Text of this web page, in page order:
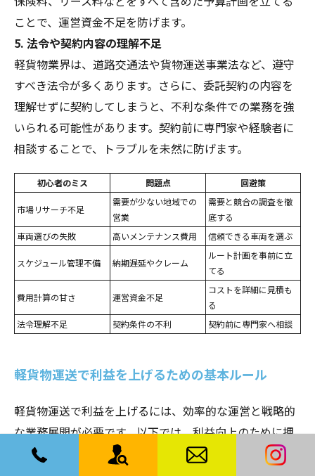
ことで、運営資金不足を防げます。
5. 法令や契約内容の理解不足
軽貨物業界は、道路交通法や貨物運送事業法など、遵守
すべき法令が多くあります。さらに、委託契約の内容を
理解せずに契約してしまうと、不利な条件での業務を強
いられる可能性があります。契約前に専門家や経験者に
相談することで、トラブルを未然に防げます。
初心者のミス 問題点 回避策
市場リサーチ不足
需要が少ない地域での
営業
需要と競合の調査を徹
底する
車両選びの失敗
高いメンテナンス費用 信頼できる車両を選ぶ
スケジュール管理不備 納期遅延やクレーム
ルート計画を事前に立
てる
費用計算の甘さ 運営資金不足
コストを詳細に見積も
る
法令理解不足
契約条件の不利 契約前に専門家へ相談
軽貨物運送で利益を上げるための基本ルール
軽貨物運送で利益を上げるには、効率的な運営と戦略的
な業務展開が必要です。以下では、利益向上のために押
さえておきたい基本ルールを解説します。